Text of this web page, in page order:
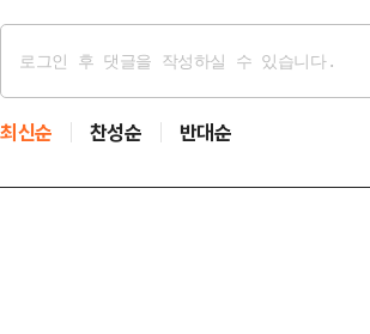
최신순 찬성순 반대순